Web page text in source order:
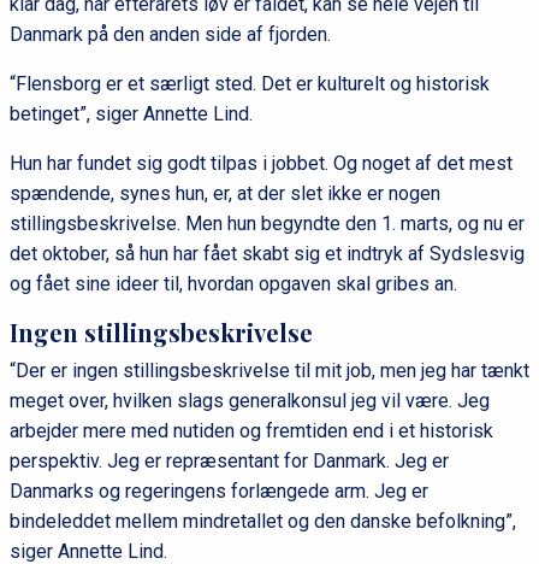
Danmark på den anden side af fjorden.
“Flensborg er et særligt sted. Det er kulturelt og historisk
betinget”, siger Annette Lind.
Hun har fundet sig godt tilpas i jobbet. Og noget af det mest
spændende, synes hun, er, at der slet ikke er nogen
stillingsbeskrivelse. Men hun begyndte den 1. marts, og nu er
det oktober, så hun har fået skabt sig et indtryk af Sydslesvig
og fået sine ideer til, hvordan opgaven skal gribes an.
Ingen stillingsbeskrivelse
“Der er ingen stillingsbeskrivelse til mit job, men jeg har tænkt
meget over, hvilken slags generalkonsul jeg vil være. Jeg
arbejder mere med nutiden og fremtiden end i et historisk
perspektiv. Jeg er repræsentant for Danmark. Jeg er
Danmarks og regeringens forlængede arm. Jeg er
bindeleddet mellem mindretallet og den danske befolkning”,
siger Annette Lind.